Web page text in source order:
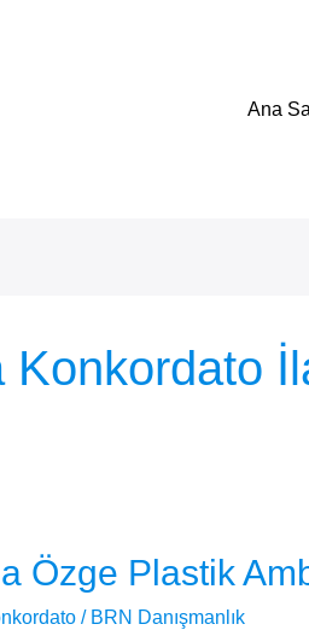
Ana
Konkordato
Özge Plastik
/ BRN Danışmanlık